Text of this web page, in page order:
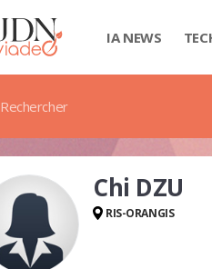
IA NEWS
Rechercher
Chi DZU
RIS-ORANGIS